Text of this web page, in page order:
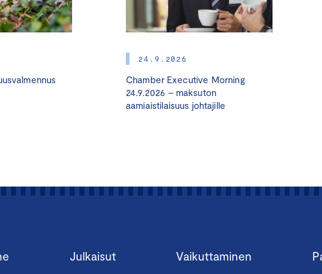
koostuukahdesta jaksosta, joiden välissä toteutetaan
vastuullisuuden olennaisuuskartoitus ja analysoidaan
on suunnattu
pk-yritysten johdolle, liiketoimintavastaaville ja
hyötyvät myös mm. viestinnästä, markkinoinnista ja tuotannosta
valmennuksen 250 ensimmäiselle OP:n pk-yritysasiakkaalle puoleen
24.9.2026
Chamber Executive Morning
24.9.2026 – maksuton
aamiaistilaisuus johtajille
Julkaisut Vaikuttaminen